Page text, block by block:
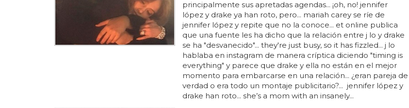
principalmente sus apretadas agendas... ¡oh, no! jennifer
lópez y drake ya han roto, pero... mariah carey se ríe de
jennifer lópez y repite que no la conoce... et online publica
que una fuente les ha dicho que la relación entre j lo y drake
se ha "desvanecido"... they're just busy, so it has fizzled... j lo
hablaba en instagram de manera críptica diciendo "timing is
everything" y parece que drake y ella no están en el mejor
momento para embarcarse en una relación... ¿eran pareja de
verdad o era todo un montaje publicitario?... jennifer lópez y
drake han roto... she’s a mom with an insanely...